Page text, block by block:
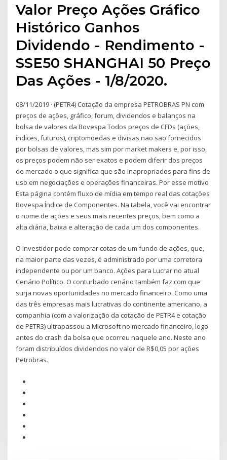
Valor Preço Ações Gráfico
Histórico Ganhos
Dividendo - Rendimento -
SSE50 SHANGHAI 50 Preço
Das Ações - 1/8/2020.
08/11/2019 · (PETR4) Cotação da empresa PETROBRAS PN com
preços de ações, gráfico, forum, dividendos e balanços na
bolsa de valores da Bovespa Todos preços de CFDs (ações,
índices, futuros), criptomoedas e divisas não são fornecidos
por bolsas de valores, mas sim por market makers e, por isso,
os preços podem não ser exatos e podem diferir dos preços
de mercado o que significa que são inapropriados para fins de
uso em negociações e operações financeiras. Por esse motivo
Esta página contém fluxo de mídia em tempo real das cotações
Bovespa Índice de Componentes. Na tabela, você vai encontrar
o nome de ações e seus mais recentes preços, bem como a
alta diária, baixa e alteração de cada um dos componentes.
O investidor pode comprar cotas de um fundo de ações, que,
na maior parte das vezes, é administrado por uma corretora
independente ou por um banco. Ações para Lucrar no atual
Cenário Político. O conturbado cenário também faz com que
surja novas oportunidades no mercado financeiro. Como uma
das três empresas mais lucrativas do continente americano, a
companhia (com a valorização da cotação de PETR4 e cotação
de PETR3) ultrapassou a Microsoft no mercado financeiro, logo
antes do crash da bolsa que ocorreu naquele ano. Neste ano
foram distribuídos dividendos no valor de R$0,05 por ações
Petrobras.